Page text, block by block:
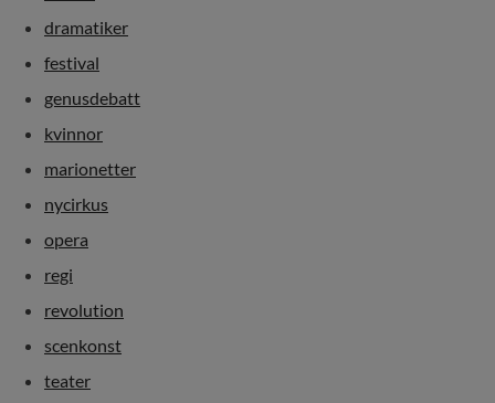
dramatiker
festival
genusdebatt
kvinnor
marionetter
nycirkus
opera
regi
revolution
scenkonst
teater